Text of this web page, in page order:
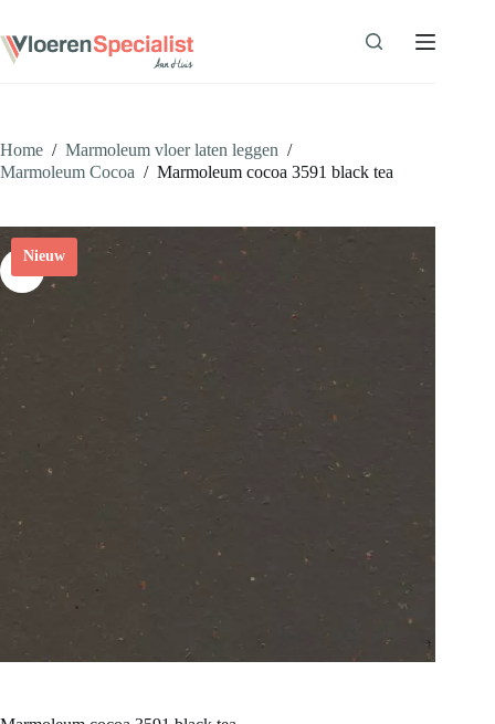
de
inhoud
Home / Marmoleum vloer laten leggen /
Marmoleum Cocoa / Marmoleum cocoa 3591 black tea
Nieuw